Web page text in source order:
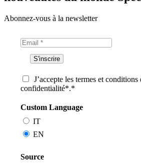
Abonnez-vous à la newsletter
J’accepte les termes et
confidentialité*.*
Custom Language
IT
EN
Source